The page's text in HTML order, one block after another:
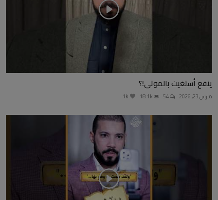
ينفع أستغيث بالموتى!؟
مارس 23, 2026